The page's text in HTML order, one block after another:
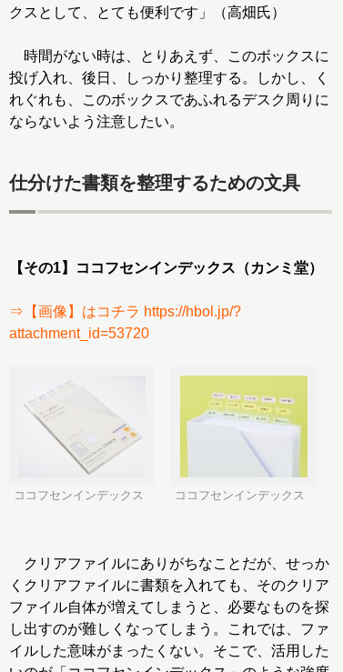
クスとして、とても便利です」（高畑氏）
時間がない時は、とりあえず、このボックスに
投げ入れ、後日、しっかり整理する。しかし、く
れぐれも、このボックスであふれるデスク周りに
ならないよう注意したい。
仕分けた書類を整理するための文具
【その1】ココフセンインデックス（カンミ堂）
⇒【画像】はコチラ https://hbol.jp/?
attachment_id=53720
ココフセンインデックス ココフセンインデックス
クリアファイルにありがちなことだが、せっか
くクリアファイルに書類を入れても、そのクリア
ファイル自体が増えてしまうと、必要なものを探
し出すのが難しくなってしまう。これでは、ファ
イルした意味がまったくない。そこで、活用した